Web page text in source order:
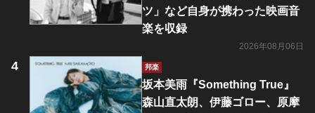
ツ」など自身が携わった映画音
楽を収録
2026年08月06日
邦楽
坂本美雨『Something True』
森山直太朗、伊藤ゴロー、原摩